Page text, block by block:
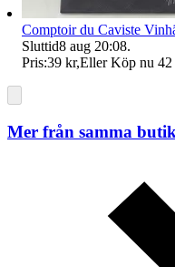
Comptoir du Caviste
Sluttid8 aug 20:08.
Pris:39 kr,Eller Köp nu 42
Mer från samma butik